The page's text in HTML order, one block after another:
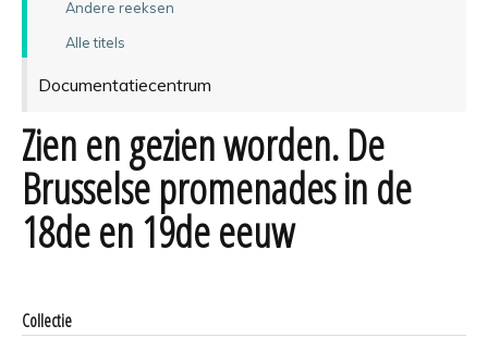
Andere reeksen
Alle titels
Documentatiecentrum
Zien en gezien worden. De
Brusselse promenades in de
18de en 19de eeuw
Collectie